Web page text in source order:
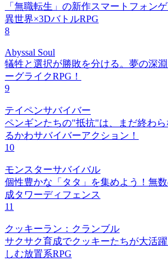
「無職転生」の新作スマートフォン
異世界×3DバトルRPG
8
Abyssal Soul
犠牲と選択が勝敗を分ける。夢の深
ーグライクRPG！
9
テイペンサバイバー
ペンギンたちの"抵抗"は、まだ終わ
るかわサバイバーアクション！
10
モンスターサバイバル
個性豊かな「タタ」を集めよう！無
成タワーディフェンス
11
クッキーラン：クランブル
サクサク育成でクッキーたちが大活
しむ放置系RPG